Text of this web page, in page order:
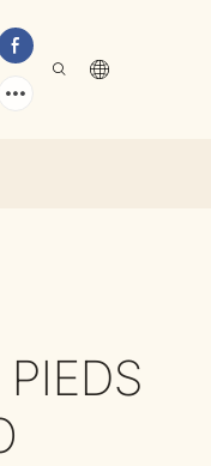
DE NOUS